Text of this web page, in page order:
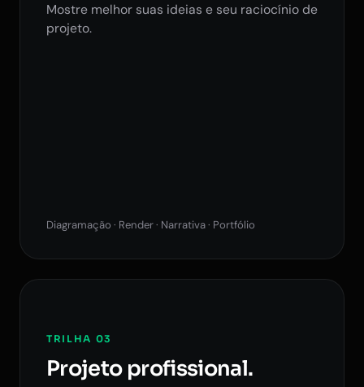
Mostre melhor suas ideias e seu raciocínio de
projeto.
Diagramação · Render · Narrativa · Portfólio
TRILHA 03
Projeto profissional.